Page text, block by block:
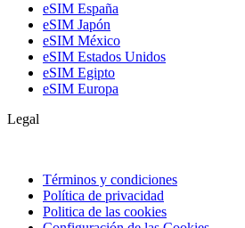
eSIM España
eSIM Japón
eSIM México
eSIM Estados Unidos
eSIM Egipto
eSIM Europa
Legal
Términos y condiciones
Política de privacidad
Politica de las cookies